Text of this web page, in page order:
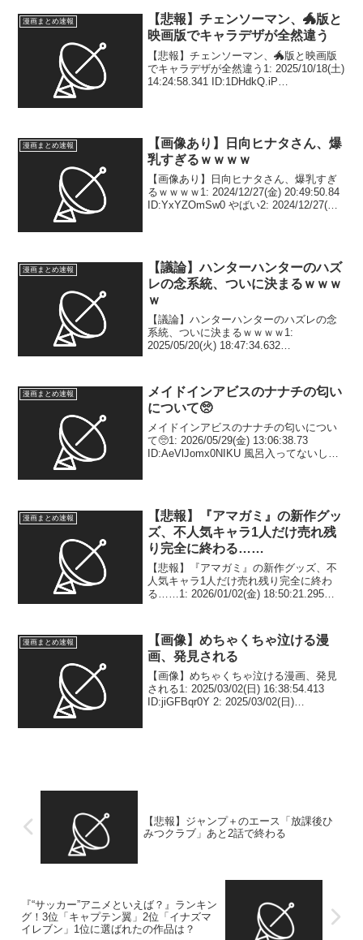
漫画まとめ速報
【悲報】チェンソーマン、🐲版と
映画版でキャラデザが全然違う
【悲報】チェンソーマン、🐲版と映画版
でキャラデザが全然違う1: 2025/10/18(土)
14:24:58.341 ID:1DHdkQ.iP
漫画まとめ速報
【画像あり】日向ヒナタさん、爆
乳すぎるｗｗｗｗ
【画像あり】日向ヒナタさん、爆乳すぎ
るｗｗｗｗ1: 2024/12/27(金) 20:49:50.84
ID:YxYZOmSw0 やばい2: 2024/12/27(金)
漫画まとめ速報
【議論】ハンターハンターのハズ
レの念系統、ついに決まるｗｗｗ
ｗ
【議論】ハンターハンターのハズレの念
系統、ついに決まるｗｗｗｗ1:
2025/05/20(火) 18:47:34.632
漫画まとめ速報
メイドインアビスのナナチの匂い
について🥺
メイドインアビスのナナチの匂いについ
て🥺1: 2026/05/29(金) 13:06:38.73
ID:AeVlJomx0NIKU 風呂入ってないし普
漫画まとめ速報
【悲報】『アマガミ』の新作グッ
ズ、不人気キャラ1人だけ売れ残
り完全に終わる……
【悲報】『アマガミ』の新作グッズ、不
人気キャラ1人だけ売れ残り完全に終わ
る……1: 2026/01/02(金) 18:50:21.295
2026/01...
漫画まとめ速報
【画像】めちゃくちゃ泣ける漫
画、発見される
【画像】めちゃくちゃ泣ける漫画、発見
される1: 2025/03/02(日) 16:38:54.413
ID:jiGFBqr0Y 2: 2025/03/02(日)
【悲報】ジャンプ＋のエース「放課後ひ
みつクラブ」あと2話で終わる
『“サッカー”アニメといえば？』ランキン
グ！3位「キャプテン翼」2位「イナズマ
イレブン」1位に選ばれたの作品は？